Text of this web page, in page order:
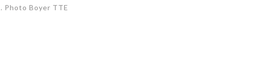
Photo Boyer TTE